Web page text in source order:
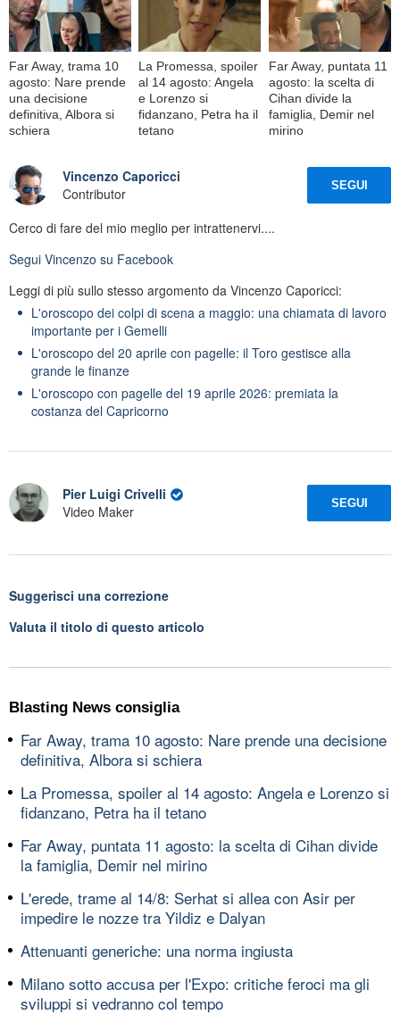
Far Away, trama 10
agosto: Nare prende
una decisione
definitiva, Albora si
schiera
La Promessa, spoiler
al 14 agosto: Angela
e Lorenzo si
fidanzano, Petra ha il
tetano
Far Away, puntata 11
agosto: la scelta di
Cihan divide la
famiglia, Demir nel
mirino
Vincenzo Caporicci
Contributor
SEGUI
Cerco di fare del mio meglio per intrattenervi....
Segui Vincenzo su Facebook
Leggi di più sullo stesso argomento da Vincenzo Caporicci:
L'oroscopo dei colpi di scena a maggio: una chiamata di lavoro
importante per i Gemelli
L'oroscopo del 20 aprile con pagelle: il Toro gestisce alla
grande le finanze
L'oroscopo con pagelle del 19 aprile 2026: premiata la
costanza del Capricorno
Pier Luigi Crivelli
Video Maker
SEGUI
Suggerisci una correzione
Valuta il titolo di questo articolo
Blasting News consiglia
Far Away, trama 10 agosto: Nare prende una decisione
definitiva, Albora si schiera
La Promessa, spoiler al 14 agosto: Angela e Lorenzo si
fidanzano, Petra ha il tetano
Far Away, puntata 11 agosto: la scelta di Cihan divide
la famiglia, Demir nel mirino
L'erede, trame al 14/8: Serhat si allea con Asir per
impedire le nozze tra Yildiz e Dalyan
Attenuanti generiche: una norma ingiusta
Milano sotto accusa per l'Expo: critiche feroci ma gli
sviluppi si vedranno col tempo